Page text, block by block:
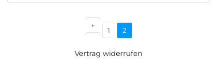
←
1 2
Vertrag widerrufen